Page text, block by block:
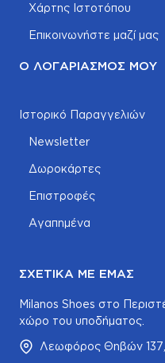
Χάρτης Ιστοτόπου
Επικοινωνήστε μαζί μας
Ο ΛΟΓΑΡΙΑΣΜΌΣ ΜΟΥ
Ιστορικό Παραγγελιών
Newsletter
Δωροκάρτες
Επιστροφές
Αγαπημένα
ΣΧΕΤΙΚΆ ΜΕ ΕΜΆΣ
Milanos Shoes στο
χώρο του υποδήματος.
Λεωφόρος Θηβών 137,